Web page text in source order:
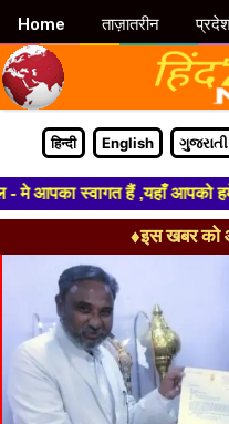
हिन्दी English ગુજરાતી
स्वागत हैं ,यहाँ आपको
♦इस खबर
Home ताज़ातरीन